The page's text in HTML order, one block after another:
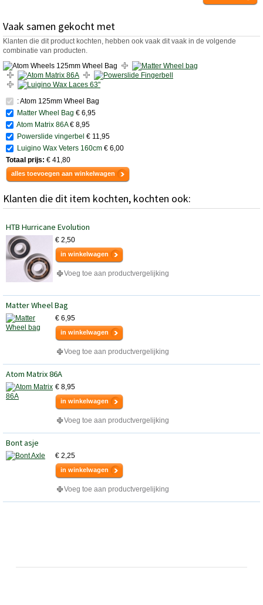
Vaak samen gekocht met
Klanten die dit product kochten, hebben ook vaak dit vaak in de volgende
combinatie van producten.
: Atom 125mm Wheel Bag
Matter Wheel Bag € 6,95
Atom Matrix 86A € 8,95
Powerslide vingerbel € 11,95
Luigino Wax Veters 160cm € 6,00
Totaal prijs: € 41,80
alles toevoegen aan winkelwagen
Klanten die dit item kochten, kochten ook:
HTB Hurricane Evolution
€ 2,50
in winkelwagen
Voeg toe aan productvergelijking
Matter Wheel Bag
€ 6,95
in winkelwagen
Voeg toe aan productvergelijking
Atom Matrix 86A
€ 8,95
in winkelwagen
Voeg toe aan productvergelijking
Bont asje
€ 2,25
in winkelwagen
Voeg toe aan productvergelijking